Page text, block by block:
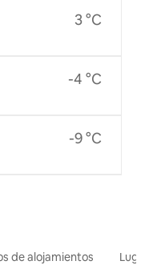
3 °C
-4 °C
-9 °C
de alojamientos